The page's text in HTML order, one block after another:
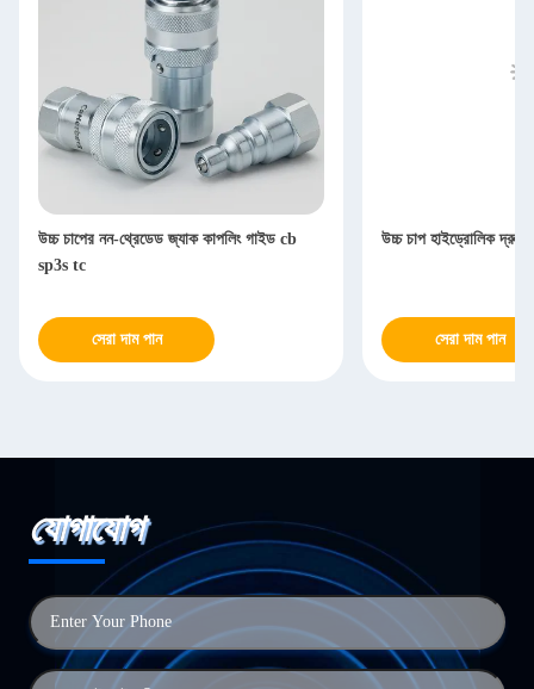
উচ্চ চাপের নন-থ্রেডেড জ্যাক কাপলিং গাইড cb
sp3s tc
সেরা দাম পান
উচ্চ চাপ হাইড্রোলিক
সেরা দাম পান
যোগাযোগ